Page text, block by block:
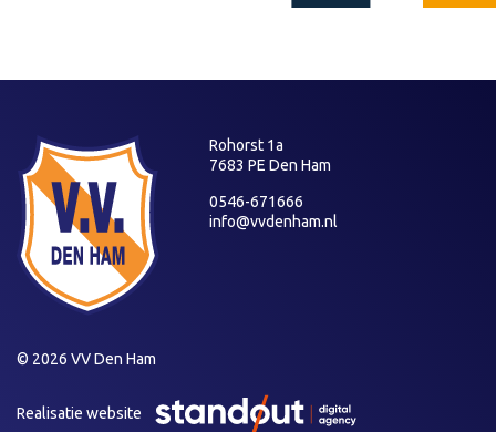
Rohorst 1a
7683 PE Den Ham
0546-671666
info@vvdenham.nl
© 2026 VV Den Ham
Realisatie website